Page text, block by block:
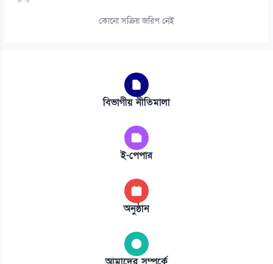
কোনো সক্রিয় জরিপ নেই
বিভাগীয় নীতিমালা
ই-পেপার
অনুষ্ঠান